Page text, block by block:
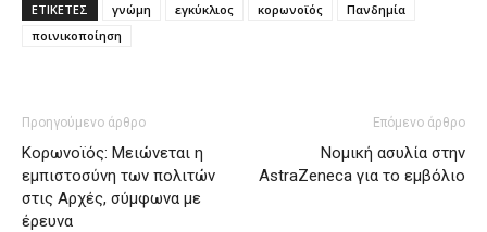
ΕΤΙΚΕΤΕΣ γνώμη εγκύκλιος κορωνοϊός
Πανδημία
ποινικοποίηση
Προηγούμενο άρθρο
Κορωνοϊός: Μειώνεται η
εμπιστοσύνη των πολιτών
στις Αρχές, σύμφωνα με
έρευνα
Επόμενο άρθρο
Νομική ασυλία στην
AstraZeneca για το εμβόλιο